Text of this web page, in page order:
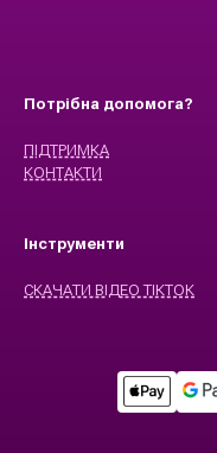
Потрібна допомога?
ПІДТРИМКА
КОНТАКТИ
Інструменти
СКАЧАТИ ВІДЕО ТІКТОК